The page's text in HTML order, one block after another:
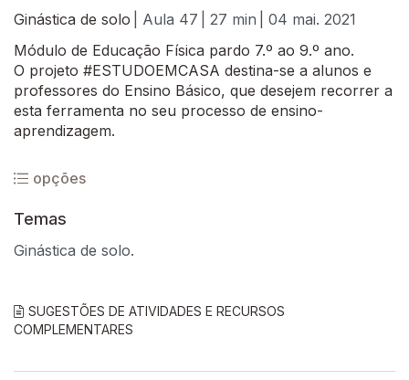
Ginástica de solo | Aula 47 | 27 min
| 04 mai. 2021
Módulo de Educação Física pardo 7.º ao 9.º ano.
O projeto #ESTUDOEMCASA destina-se a alunos e
professores do Ensino Básico, que desejem recorrer a
esta ferramenta no seu processo de ensino-
aprendizagem.
opções
Temas
Ginástica de solo.
SUGESTÕES DE ATIVIDADES E RECURSOS
COMPLEMENTARES